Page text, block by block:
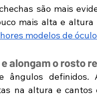
são mais
mais alta e
modelos de
alongam o rosto
ângulos
na altura e cantos